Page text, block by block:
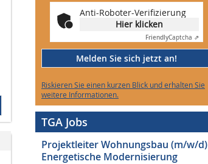
Anti-Roboter-Verifizierung
Hier klicken
FriendlyCaptcha ⇗
Melden Sie sich jetzt an!
Riskieren Sie einen kurzen Blick und erhalten Sie
weitere Informationen.
TGA Jobs
Projektleiter Wohnungsbau (m/w/d)
Energetische Modernisierung